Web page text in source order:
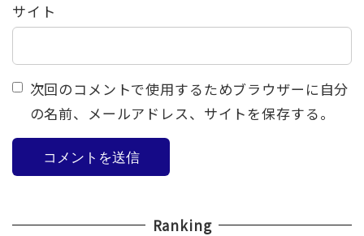
サイト
次回のコメントで使用するためブラウザーに自分
の名前、メールアドレス、サイトを保存する。
Ranking